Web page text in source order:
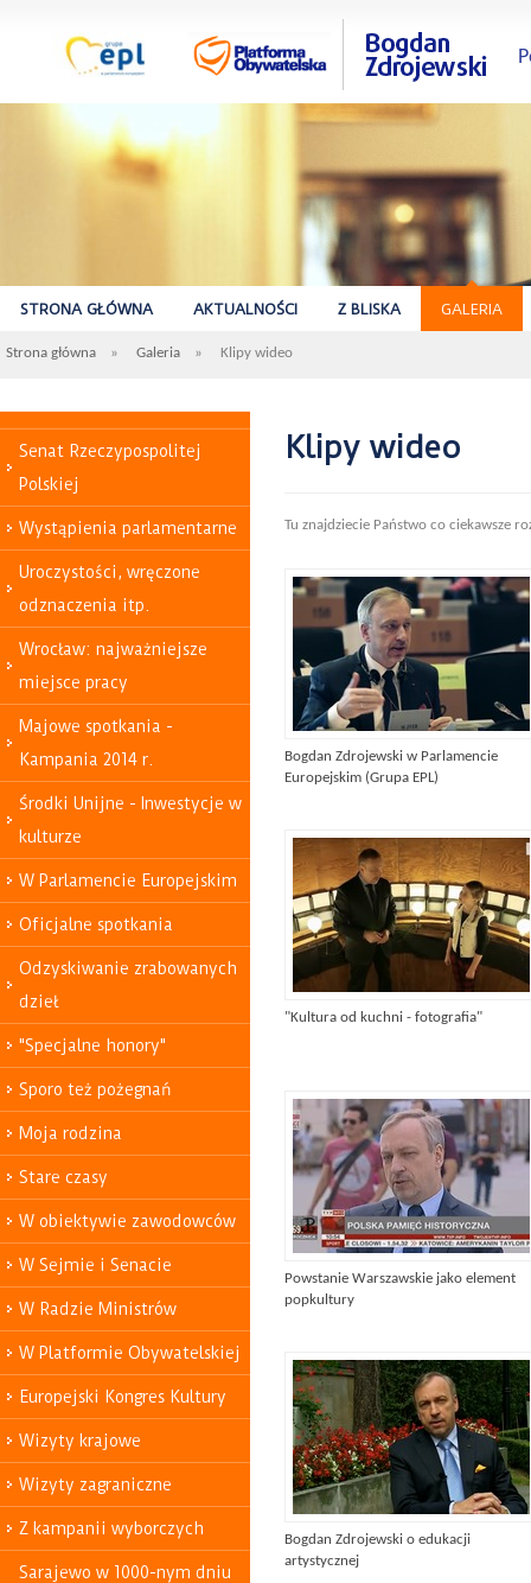
STRONA GŁÓWNA AKTUALNOŚCI Z BLISKA GALERIA
Strona główna » Galeria » Klipy wideo
Senat Rzeczypospolitej
Polskiej
Wystąpienia parlamentarne
Uroczystości, wręczone
odznaczenia itp.
Wrocław: najważniejsze
miejsce pracy
Majowe spotkania -
Kampania 2014 r.
Środki Unijne - Inwestycje w
kulturze
W Parlamencie Europejskim
Oficjalne spotkania
Odzyskiwanie zrabowanych
dzieł
"Specjalne honory"
Sporo też pożegnań
Moja rodzina
Stare czasy
W obiektywie zawodowców
W Sejmie i Senacie
W Radzie Ministrów
W Platformie Obywatelskiej
Europejski Kongres Kultury
Wizyty krajowe
Wizyty zagraniczne
Z kampanii wyborczych
Sarajewo w 1000-nym dniu
Klipy wideo
Tu znajdziecie Państwo co ciekawsze
Bogdan Zdrojewski w Parlamencie
Europejskim (Grupa EPL)
"Kultura od kuchni - fotografia"
Powstanie Warszawskie jako element
popkultury
Bogdan Zdrojewski o edukacji
artystycznej